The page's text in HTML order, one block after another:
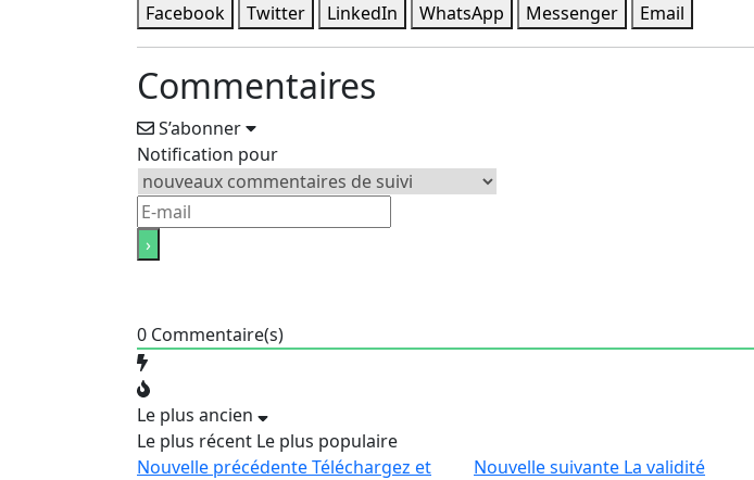
Facebook
Twitter LinkedIn WhatsApp Messenger Email
Commentaires
S’abonner
Notification pour
0 Commentaire(s)
Le plus ancien
Le plus récent Le plus populaire
Nouvelle précédenteTéléchargez et
Nouvelle suivante La validité